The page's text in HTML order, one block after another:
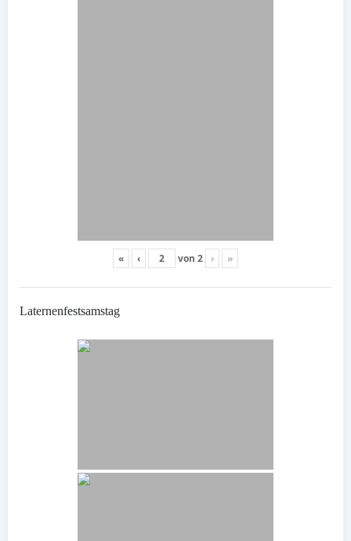
« ‹ von 2 › »
Laternenfestsamstag